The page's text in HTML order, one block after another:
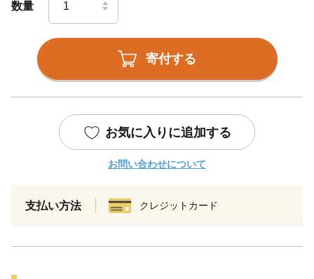
数量
寄付する
お気に入りに追加する
お問い合わせについて
支払い方法 クレジットカード